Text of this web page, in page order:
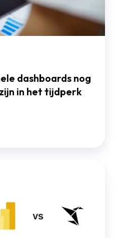
dashboards nog
in het tijdperk